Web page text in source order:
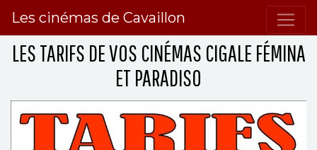
Les cinémas de Cavaillon
LES TARIFS DE VOS CINÉMAS CIGALE FÉMINA
ET PARADISO